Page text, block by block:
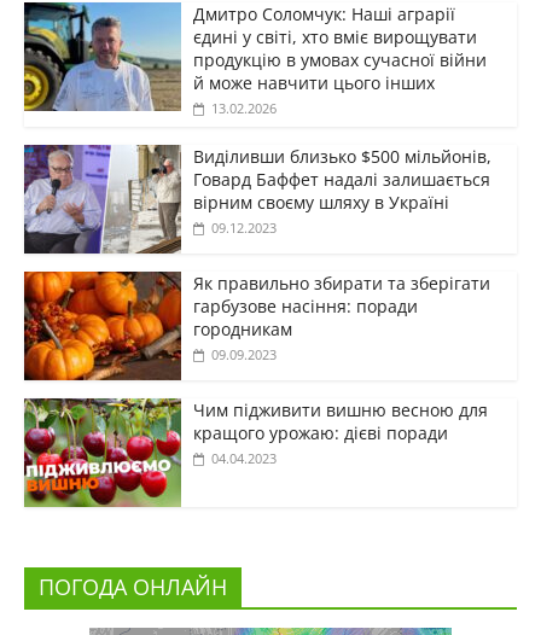
Дмитро Соломчук: Наші аграрії
єдині у світі, хто вміє вирощувати
продукцію в умовах сучасної війни
й може навчити цього інших
13.02.2026
Виділивши близько $500 мільйонів,
Говард Баффет надалі залишається
вірним своєму шляху в Україні
09.12.2023
Як правильно збирати та зберігати
гарбузове насіння: поради
городникам
09.09.2023
Чим підживити вишню весною для
кращого урожаю: дієві поради
04.04.2023
ПОГОДА ОНЛАЙН